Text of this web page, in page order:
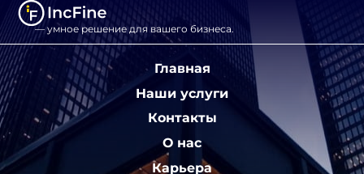
— умное решение для вашего бизнеса.
Главная
Наши услуги
Контакты
О нас
Карьера